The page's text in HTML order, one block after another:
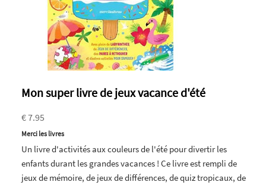
Mon super livre de jeux vacance d'été
€ 7.95
Merci les livres
Un livre d'activités aux couleurs de l'été pour divertir les
enfants durant les grandes vacances ! Ce livre est rempli de
jeux de mémoire, de jeux de différences, de quiz tropicaux, de